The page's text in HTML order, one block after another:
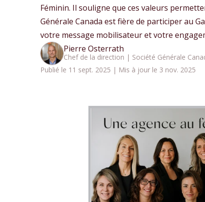
Féminin. Il souligne que ces valeurs
Générale Canada est fière de participer au
votre message mobilisateur et votre
Pierre Osterrath
Chef de la direction | Société Générale
Publié le 11 sept. 2025 | Mis à jour le 3 nov. 2025